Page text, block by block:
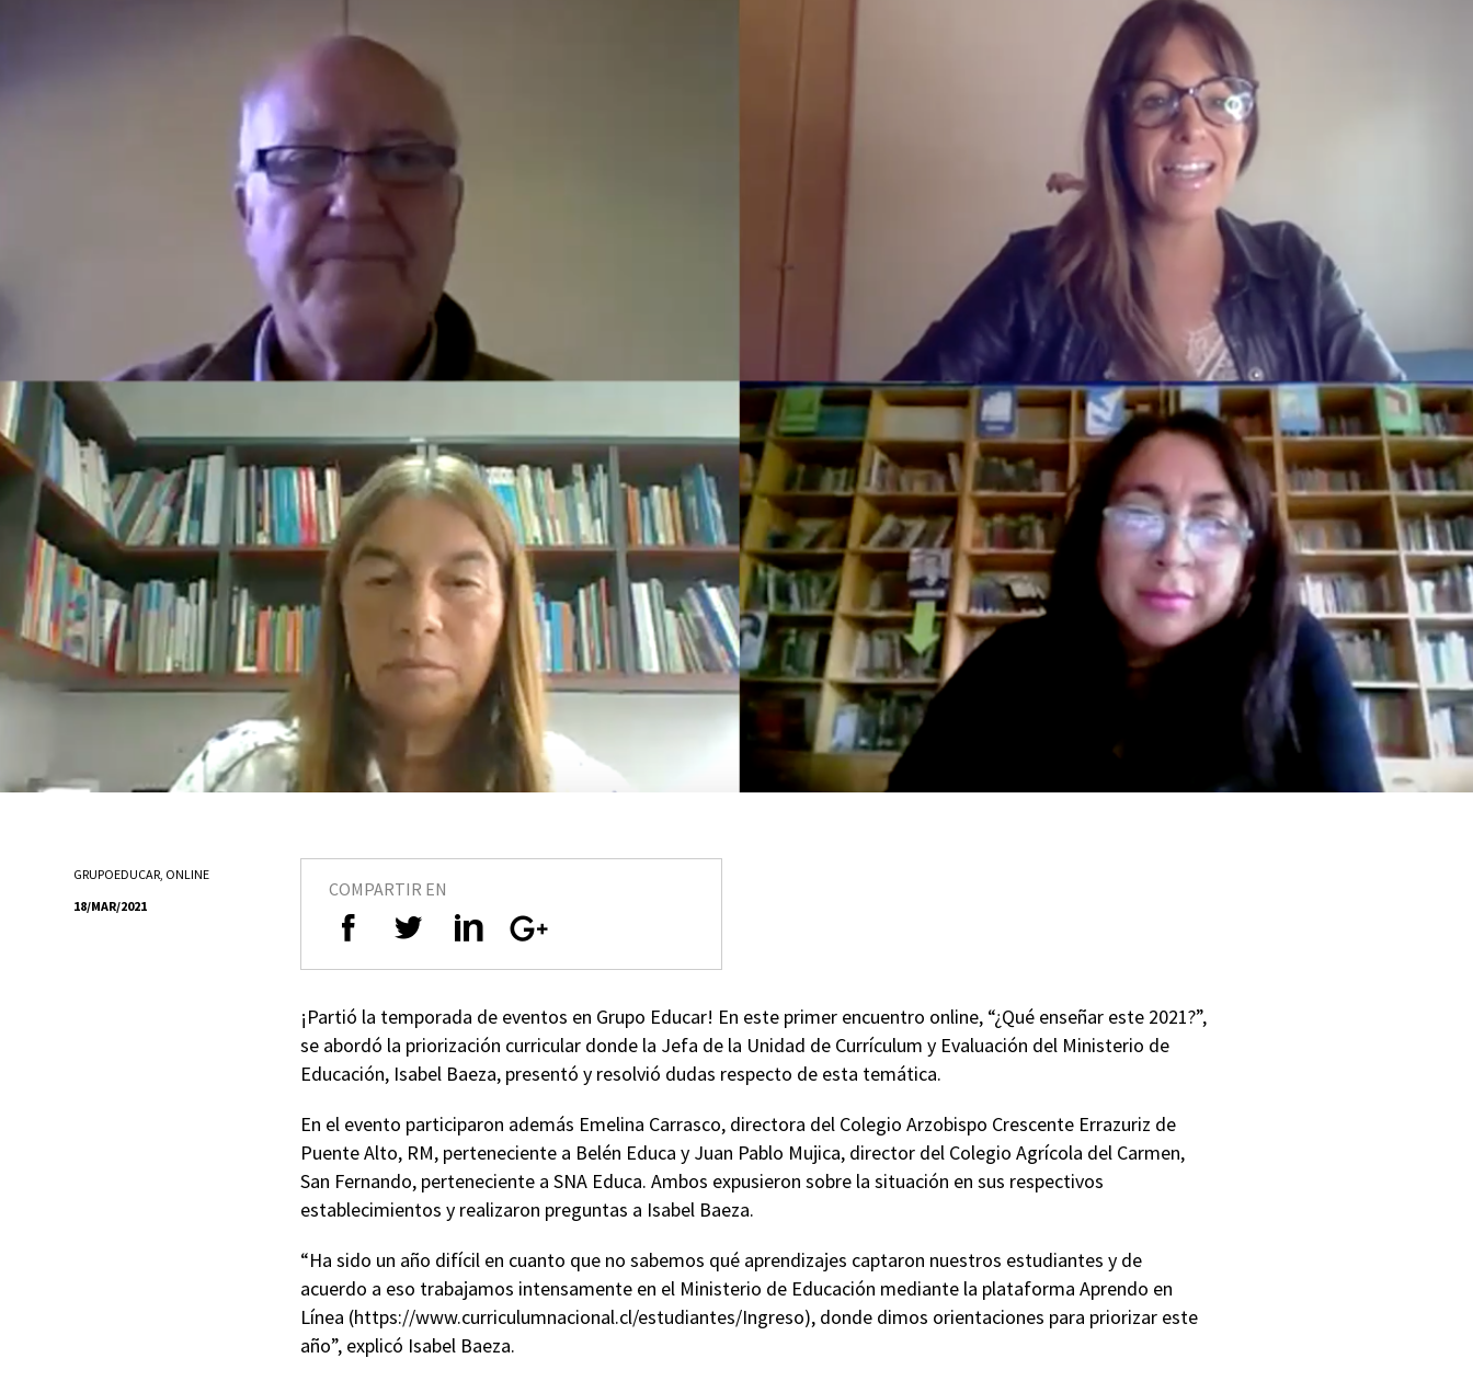
GRUPOEDUCAR ONLINE
18/MAR/2021
COMPARTIR EN
¡Partió la temporada de eventos en Grupo Educar! En este primer encuentro online, “¿Qué enseñar este 2021?”,
se abordó la priorización curricular donde la Jefa de la Unidad de Currículum y Evaluación del Ministerio de
Educación, Isabel Baeza, presentó y resolvió dudas respecto de esta temática.
En el evento participaron además Emelina Carrasco, directora del Colegio Arzobispo Crescente Errazuriz de
Puente Alto, RM, perteneciente a Belén Educa y Juan Pablo Mujica, director del Colegio Agrícola del Carmen,
San Fernando, perteneciente a SNA Educa. Ambos expusieron sobre la situación en sus respectivos
establecimientos y realizaron preguntas a Isabel Baeza.
“Ha sido un año difícil en cuanto que no sabemos qué aprendizajes captaron nuestros estudiantes y de
acuerdo a eso trabajamos intensamente en el Ministerio de Educación mediante la plataforma Aprendo en
Línea (https://www.curriculumnacional.cl/estudiantes/Ingreso), donde dimos orientaciones para priorizar este
año”, explicó Isabel Baeza.